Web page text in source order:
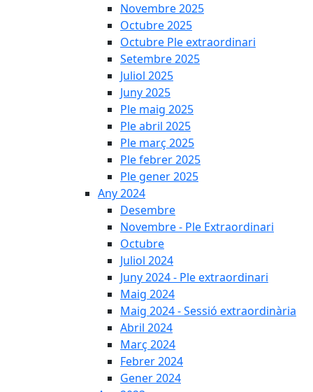
Novembre 2025
Octubre 2025
Octubre Ple extraordinari
Setembre 2025
Juliol 2025
Juny 2025
Ple maig 2025
Ple abril 2025
Ple març 2025
Ple febrer 2025
Ple gener 2025
Any 2024
Desembre
Novembre - Ple Extraordinari
Octubre
Juliol 2024
Juny 2024 - Ple extraordinari
Maig 2024
Maig 2024 - Sessió extraordinària
Abril 2024
Març 2024
Febrer 2024
Gener 2024